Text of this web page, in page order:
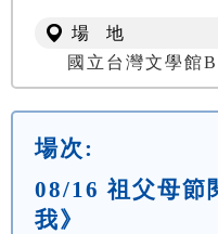
場 地
國立台灣文學館
場次:
08/16 祖父母節
我》